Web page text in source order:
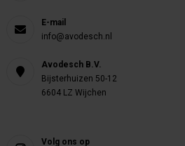
E-mail
info@avodesch.nl
Avodesch B.V.
Bijsterhuizen 50-12
6604 LZ Wijchen
Volg ons op